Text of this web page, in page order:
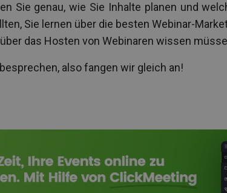
Sie genau, wie Sie Inhalte planen und
Sie lernen über die besten Webinar-
das Hosten von Webinaren wissen
also fangen wir gleich an!